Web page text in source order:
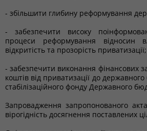
- збільшити глибину реформування
- забезпечити високу
процеси реформування відносин
відкритість та прозорість приватизації;
- забезпечити виконання фінансових
коштів від приватизації до
стабілізаційного фонду Державного
Запровадження запропонованого
вірогідність досягнення поставлених